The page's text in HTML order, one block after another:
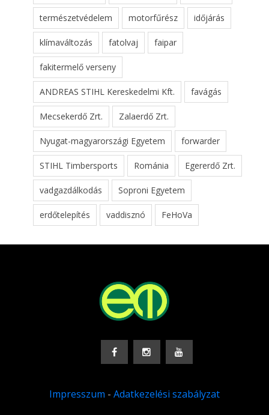
természetvédelem motorfűrész időjárás
klímaváltozás fatolvaj faipar
fakitermelő verseny
ANDREAS STIHL Kereskedelmi Kft. favágás
Mecsekerdő Zrt. Zalaerdő Zrt.
Nyugat-magyarországi Egyetem forwarder
STIHL Timbersports Románia Egererdő Zrt.
vadgazdálkodás Soproni Egyetem
erdőtelepítés vaddisznó FeHoVa
Impresszum - Adatkezelési szabályzat